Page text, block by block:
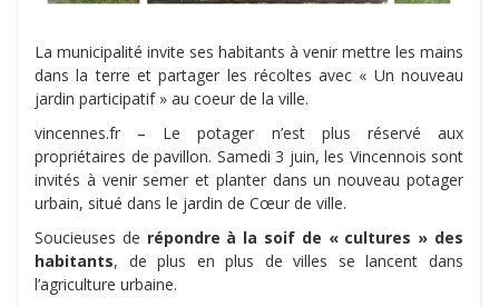
La municipalité invite ses habitants à venir mettre les mains
dans la terre et partager les récoltes avec « Un nouveau
jardin participatif » au coeur de la ville.
vincennes.fr – Le potager n’est plus réservé aux
propriétaires de pavillon. Samedi 3 juin, les Vincennois sont
invités à venir semer et planter dans un nouveau potager
urbain, situé dans le jardin de Cœur de ville.
Soucieuses de répondre à la soif de « cultures » des
habitants, de plus en plus de villes se lancent dans
l’agriculture urbaine.